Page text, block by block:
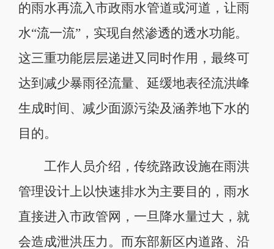
的雨水再流入市政雨水管道或河道，让雨
水“流一流”，实现自然渗透的透水功能。
这三重功能层层递进又同时作用，最终可
达到减少暴雨径流量、延缓地表径流洪峰
生成时间、减少面源污染及涵养地下水的
目的。
工作人员介绍，传统路政设施在雨洪
管理设计上以快速排水为主要目的，雨水
直接进入市政管网，一旦降水量过大，就
会造成泄洪压力。而东部新区内道路、沿